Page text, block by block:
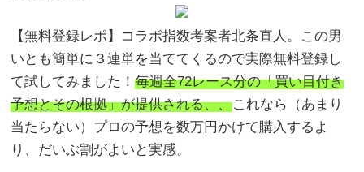
【無料登録レポ】コラボ指数考案者北条直人。この男
いとも簡単に３連単を当ててくるので実際無料登録し
て試してみました！毎週全72レース分の「買い目付き
予想とその根拠」が提供される、、これなら（あまり
当たらない）プロの予想を数万円かけて購入するよ
り、だいぶ割がよいと実感。